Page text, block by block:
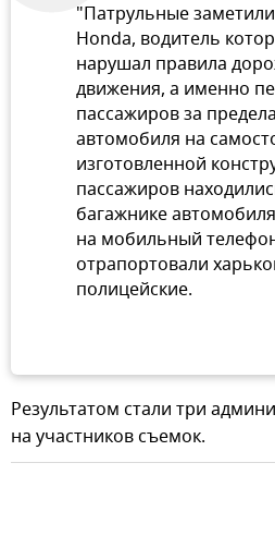
"Патрульные
Honda, водитель
нарушал правила
движения, а именно
пассажиров за
автомобиля на
изготовленной
пассажиров
багажнике
на мобильный
отрапортовали
полицейские.
Результатом стали три
на участников съемок.